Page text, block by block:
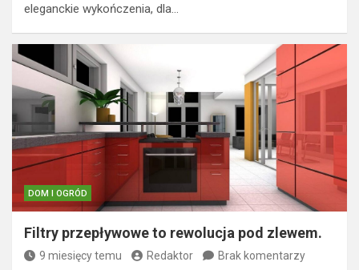
eleganckie wykończenia, dla…
DOM I OGRÓD
Filtry przepływowe to rewolucja pod zlewem.
9 miesięcy temu Redaktor Brak komentarzy